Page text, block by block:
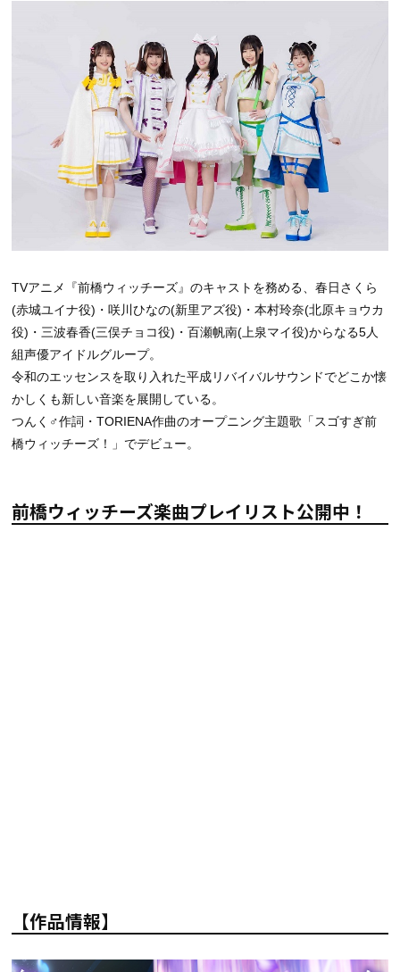
TVアニメ『前橋ウィッチーズ』のキャストを務める、春日さくら
(赤城ユイナ役)・咲川ひなの(新里アズ役)・本村玲奈(北原キョウカ
役)・三波春香(三俣チョコ役)・百瀬帆南(上泉マイ役)からなる5人
組声優アイドルグループ。
令和のエッセンスを取り入れた平成リバイバルサウンドでどこか懐
かしくも新しい音楽を展開している。
つんく♂作詞・TORIENA作曲のオープニング主題歌「スゴすぎ前
橋ウィッチーズ！」でデビュー。
前橋ウィッチーズ楽曲プレイリスト公開中！
【作品情報】